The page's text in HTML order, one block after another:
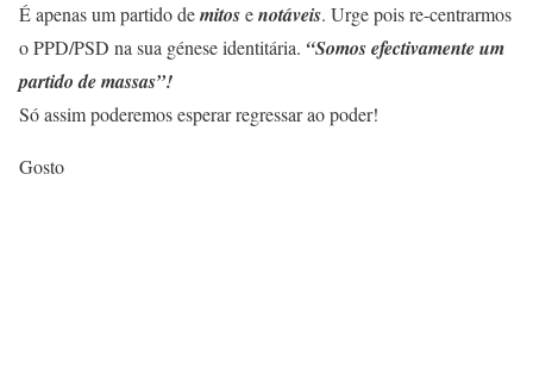
É apenas um partido demitosenotáveis. Urge pois re-centrarmos
o PPD/PSD na sua génese identitária. “Somos efectivamente um
partido de massas”!
Só assim poderemos esperar regressar ao poder!
Gosto